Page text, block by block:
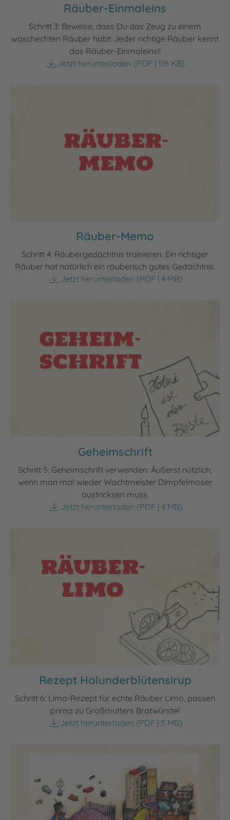
Räuber-Einmaleins
Schritt 3: Beweise, dass Du das Zeug zu einem
waschechten Räuber habt: Jeder richtige Räuber kennt
das Räuber-Einmaleins!!
Jetzt herunterladen (PDF | 116 KB)
Räuber-Memo
Schritt 4: Räubergedächtnis trainieren. Ein richtiger
Räuber hat natürlich ein räuberisch gutes Gedächtnis.
Jetzt herunterladen (PDF | 4 MB)
Geheimschrift
Schritt 5: Geheimschrift verwenden. Äußerst nützlich,
wenn man mal wieder Wachtmeister Dimpfelmoser
austricksen muss.
Jetzt herunterladen (PDF | 4 MB)
Rezept Holunderblütensirup
Schritt 6: Limo-Rezept für echte Räuber Limo, passen
prima zu Großmutters Bratwürstel
Jetzt herunterladen (PDF | 5 MB)